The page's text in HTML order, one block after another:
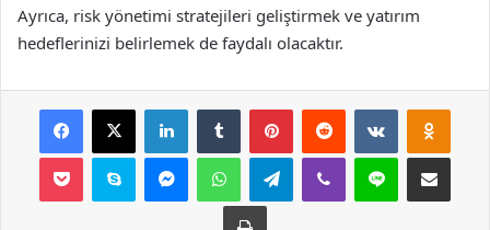
Ayrıca, risk yönetimi stratejileri geliştirmek ve yatırım
hedeflerinizi belirlemek de faydalı olacaktır.
Facebook
X LinkedInTumblr PinterestReddit VKontakte
Pocket Skype MessengerWhatsAppTelegramViber Line E-Posta ile
Yazdır